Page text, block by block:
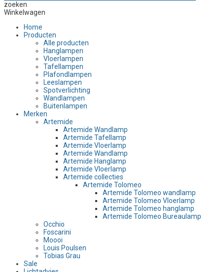
zoeken
Winkelwagen
Home
Producten
Alle producten
Hanglampen
Vloerlampen
Tafellampen
Plafondlampen
Leeslampen
Spotverlichting
Wandlampen
Buitenlampen
Merken
Artemide
Artemide Wandlamp
Artemide Tafellamp
Artemide Vloerlamp
Artemide Wandlamp
Artemide Hanglamp
Artemide Vloerlamp
Artemide collecties
Artemide Tolomeo
Artemide Tolomeo wandlamp
Artemide Tolomeo Vloerlamp
Artemide Tolomeo hanglamp
Artemide Tolomeo Bureaulamp
Occhio
Foscarini
Moooi
Louis Poulsen
Tobias Grau
Sale